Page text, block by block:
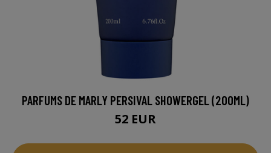
PARFUMS DE MARLY PERSIVAL SHOWERGEL (200ML)
52 EUR